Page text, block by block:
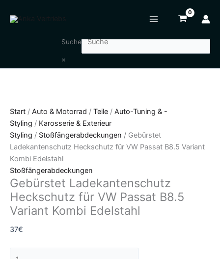
Inhalt
Suche
×
Start / Auto & Motorrad / Teile / Auto-Tuning & -
Styling / Karosserie & Exterieur
Styling / Stoßfängerabdeckungen / Gebürstet
Ladekantenschutz Heckschutz für VW Passat B8.5 Variant
Kombi Edelstahl
Stoßfängerabdeckungen
Gebürstet Ladekantenschutz
Heckschutz für VW Passat B8.5
Variant Kombi Edelstahl
37€
Ladekantenschutz
Edelstahl
Menge